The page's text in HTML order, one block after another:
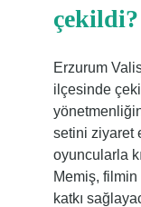
çekildi?
Erzurum
ilçesinde
setini ziyaret
oyuncularla
Memiş, filmin
katkı